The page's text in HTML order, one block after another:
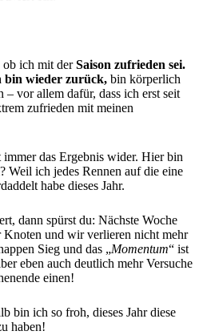
ob ich mit derSaison zufrieden sei.
bin wieder zurück, bin körperlich
– vor allem dafür, dass ich erst seit
zufrieden mit meinen
das Ergebnis wider. Hier bin
Weil ich jedes Rennen auf die eine
habe dieses Jahr.
dann spürst du: Nächste Woche
und wir verlieren nicht mehr
Sieg und das „Momentum“ ist
eben auch deutlich mehr Versuche
einen!
bin ich so froh, dieses Jahr diese
haben!